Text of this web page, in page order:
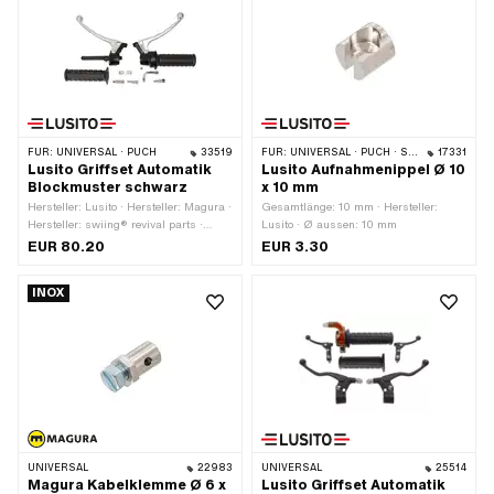
FÜR: UNIVERSAL · PUCH 33519
Lusito Griffset Automatik
Blockmuster schwarz
Hersteller: Lusito · Hersteller: Magura ·
Hersteller: swiing® revival parts ·
Material Gehäuse: Aluminium ·
Ø innen: 22 mm
EUR 80.20
FÜR: UNIVERSAL · PUCH · SACHS · PONY / CILO (BETA 521 & 512) 17331
Lusito Aufnahmenippel Ø 10
x 10 mm
Gesamtlänge: 10 mm · Hersteller:
Lusito · Ø aussen: 10 mm
EUR 3.30
INOX
UNIVERSAL 22983
Magura Kabelklemme Ø 6 x
UNIVERSAL 25514
Lusito Griffset Automatik